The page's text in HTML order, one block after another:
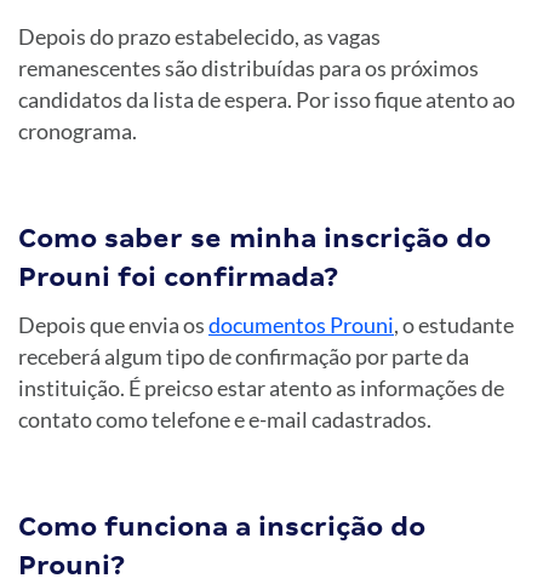
Depois do prazo estabelecido, as vagas
remanescentes são distribuídas para os próximos
candidatos da lista de espera. Por isso fique atento ao
cronograma.
Como saber se minha inscrição do
Prouni foi confirmada?
Depois que envia osdocumentos Prouni, o estudante
receberá algum tipo de confirmação por parte da
instituição. É preicso estar atento as informações de
contato como telefone e e-mail cadastrados.
Como funciona a inscrição do
Prouni?